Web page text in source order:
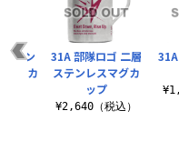
シン
ザーカ
31A 部隊ロゴ 二層
ステンレスマグカ
ップ
¥2,640（税込）